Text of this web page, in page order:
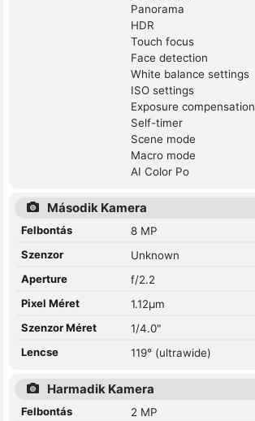
Panorama
HDR
Touch focus
Face detection
White balance settings
ISO settings
Exposure compensation
Self-timer
Scene mode
Macro mode
AI Color Po
Második Kamera
Felbontás
8 MP
Szenzor
Unknown
Aperture
f/2.2
Pixel Méret
1.12µm
Szenzor Méret
1/4.0"
Lencse
119° (ultrawide)
Harmadik Kamera
Felbontás
2 MP